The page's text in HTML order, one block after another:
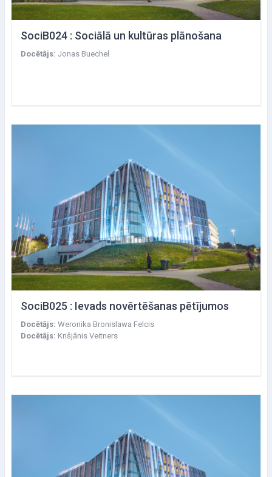
SociB024 : Sociālā un kultūras plānošana
Docētājs: Jonas Buechel
SociB025 : Ievads novērtēšanas pētījumos
Docētājs: Weronika Bronislawa Felcis
Docētājs: Krišjānis Veitners